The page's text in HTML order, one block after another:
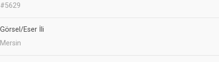
#5629
Görsel/Eser İli
Mersin